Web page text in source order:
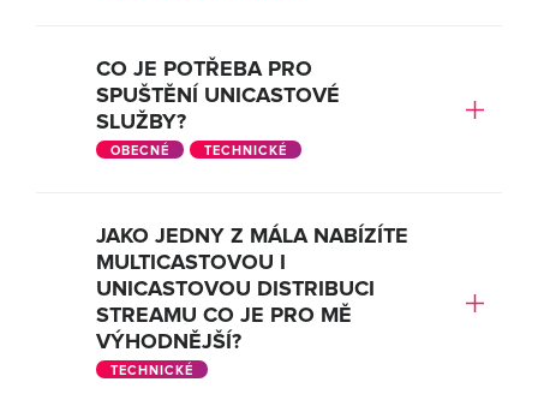
CO JE POTŘEBA PRO
SPUŠTĚNÍ UNICASTOVÉ
SLUŽBY?
OBECNÉ TECHNICKÉ
JAKO JEDNY Z MÁLA NABÍZÍTE
MULTICASTOVOU I
UNICASTOVOU DISTRIBUCI
STREAMU CO JE PRO MĚ
VÝHODNĚJŠÍ?
TECHNICKÉ